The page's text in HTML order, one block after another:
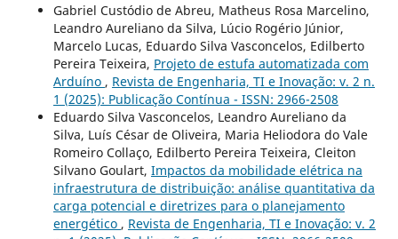
Gabriel Custódio de Abreu, Matheus Rosa Marcelino,
Leandro Aureliano da Silva, Lúcio Rogério Júnior,
Marcelo Lucas, Eduardo Silva Vasconcelos, Edilberto
Pereira Teixeira, Projeto de estufa automatizada com
Arduíno , Revista de Engenharia, TI e Inovação: v. 2 n.
1 (2025): Publicação Contínua - ISSN: 2966-2508
Eduardo Silva Vasconcelos, Leandro Aureliano da
Silva, Luís César de Oliveira, Maria Heliodora do Vale
Romeiro Collaço, Edilberto Pereira Teixeira, Cleiton
Silvano Goulart, Impactos da mobilidade elétrica na
infraestrutura de distribuição: análise quantitativa da
carga potencial e diretrizes para o planejamento
energético , Revista de Engenharia, TI e Inovação: v. 2